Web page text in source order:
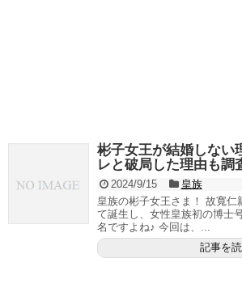
彬子女王が結婚しない
レと破局した理由も調
2024/9/15
皇族
皇族の彬子女王さま！ 故寬仁
て誕生し、女性皇族初の博士
名ですよね♪ 今回は、...
記事を